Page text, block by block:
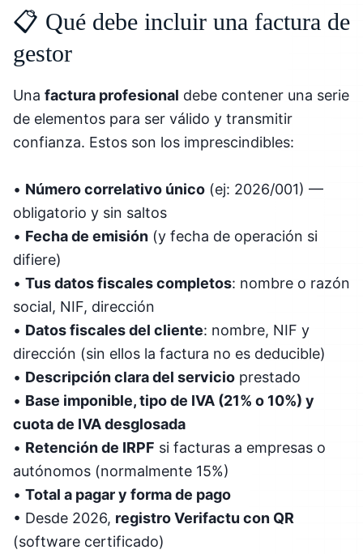
📋 Qué debe incluir una factura de
gestor
Una factura profesional debe contener una serie
de elementos para ser válido y transmitir
confianza. Estos son los imprescindibles:
• Número correlativo único (ej: 2026/001) —
obligatorio y sin saltos
• Fecha de emisión (y fecha de operación si
difiere)
• Tus datos fiscales completos: nombre o razón
social, NIF, dirección
• Datos fiscales del cliente: nombre, NIF y
dirección (sin ellos la factura no es deducible)
• Descripción clara del servicio prestado
• Base imponible, tipo de IVA (21% o 10%) y
cuota de IVA desglosada
• Retención de IRPF si facturas a empresas o
autónomos (normalmente 15%)
• Total a pagar y forma de pago
• Desde 2026, registro Verifactu con QR
(software certificado)